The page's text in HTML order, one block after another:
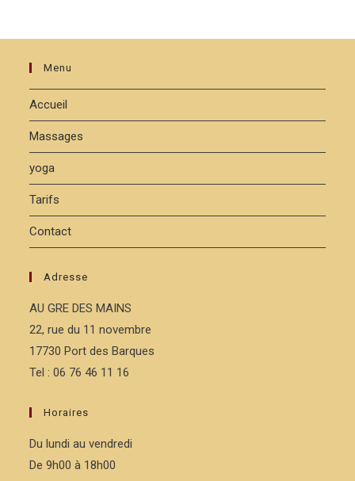
Menu
Accueil
Massages
yoga
Tarifs
Contact
Adresse
AU GRE DES MAINS
22, rue du 11 novembre
17730 Port des Barques
Tel : 06 76 46 11 16
Horaires
Du lundi au vendredi
De 9h00 à 18h00